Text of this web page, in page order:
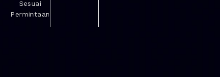
Sesuai
Permintaan